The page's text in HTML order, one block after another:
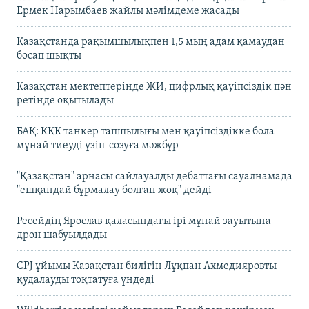
Ермек Нарымбаев жайлы мәлімдеме жасады
Қазақстанда рақымшылықпен 1,5 мың адам қамаудан
босап шықты
Қазақстан мектептерінде ЖИ, цифрлық қауіпсіздік пән
ретінде оқытылады
БАҚ: КҚК танкер тапшылығы мен қауіпсіздікке бола
мұнай тиеуді үзіп-созуға мәжбүр
"Қазақстан" арнасы сайлауалды дебаттағы сауалнамада
"ешқандай бұрмалау болған жоқ" дейді
Ресейдің Ярослав қаласындағы ірі мұнай зауытына
дрон шабуылдады
CPJ ұйымы Қазақстан билігін Лұқпан Ахмедияровты
қудалауды тоқтатуға үндеді